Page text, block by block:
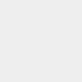
艺花球系列